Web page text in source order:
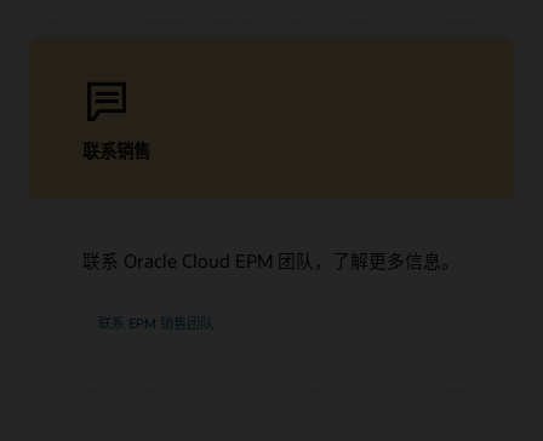
联系销售
联系 Oracle Cloud EPM 团队，了解更多信息。
联系 EPM 销售团队